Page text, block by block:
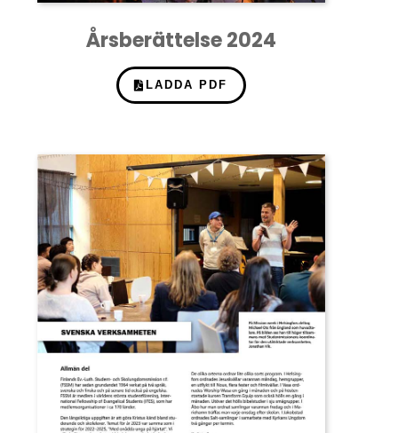
Årsberättelse 2024
LADDA PDF